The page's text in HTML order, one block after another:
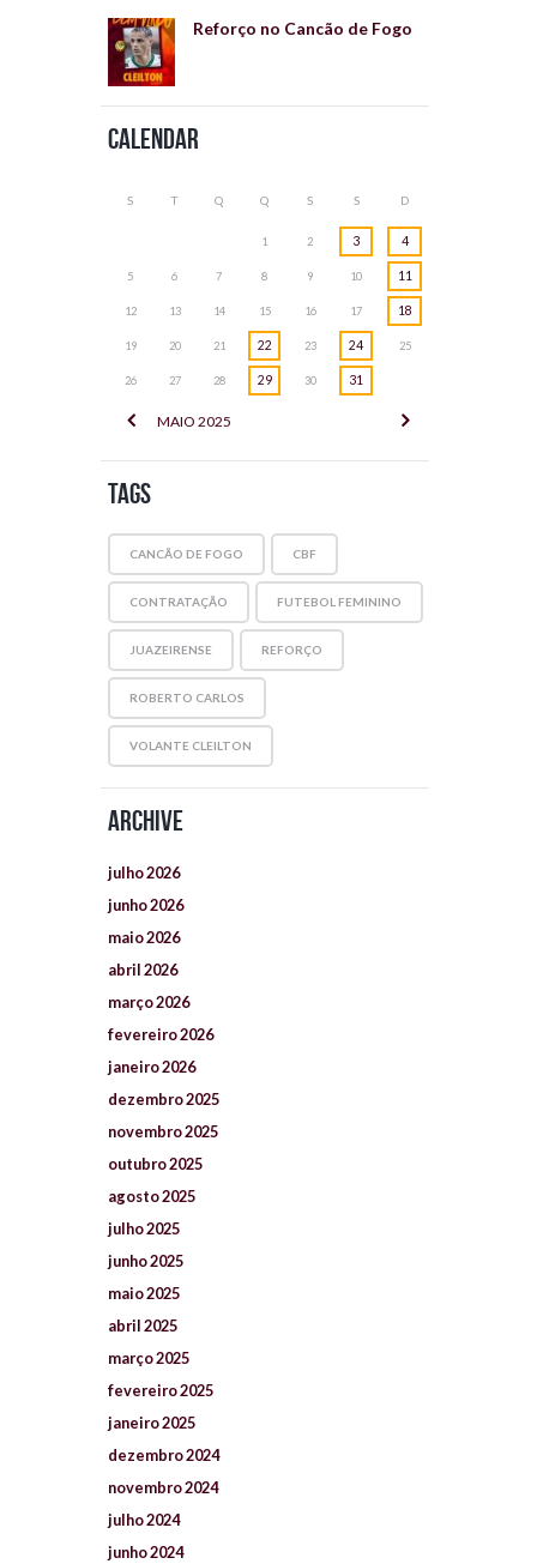
Reforço no Cancão de Fogo
Calendar
MAIO 2025
S T Q Q S S D
1 2 3 4
5 6 7 8 9 10 11
12 13 14 15 16 17 18
19 20 21 22 23 24 25
26 27 28 29 30 31
Tags
CANCÃO DE FOGO CBF
CONTRATAÇÃO FUTEBOL FEMININO
JUAZEIRENSE REFORÇO
ROBERTO CARLOS
VOLANTE CLEILTON
Archive
julho2026
junho2026
maio2026
abril2026
março2026
fevereiro2026
janeiro2026
dezembro2025
novembro2025
outubro2025
agosto2025
julho2025
junho2025
maio2025
abril2025
março2025
fevereiro2025
janeiro2025
dezembro2024
novembro2024
julho2024
junho2024